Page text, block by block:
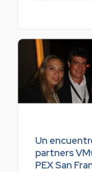
Un
partners
PEX San